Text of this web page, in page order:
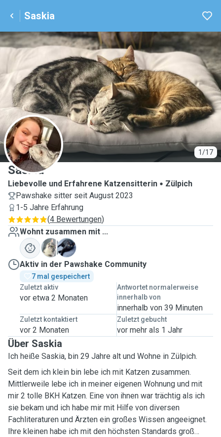
Saskia
1/17
S
Saskia
Liebevolle und Erfahrene Katzensitterin
Zülpich
Pawshake sitter seit August 2023
1-5 Jahre Erfahrung
(4 Bewertungen)
Wohnt zusammen mit ...
D
L
Aktiv in der Pawshake Community
7 mal gespeichert
Zuletzt aktiv
vor etwa 2 Monaten
Antwortet normalerweise
innerhalb von
innerhalb von 39 Minuten
Zuletzt kontaktiert
vor 2 Monaten
Zuletzt gebucht
vor mehr als 1 Jahr
Über Saskia
Ich heiße Saskia, bin 29 Jahre alt und Wohne in Zülpich.
Seit dem ich klein bin lebe ich mit Katzen zusammen.
Mittlerweile lebe ich in meiner eigenen Wohnung und mit
mir 2 tolle BKH Katzen. Eine von ihnen war trächtig als ich
sie bekam und ich habe mir mit Hilfe von diversen
Fachliteraturen und Ärzten ein großes Wissen angeeignet.
Ihre kleinen habe ich mit den höchsten Standards groß